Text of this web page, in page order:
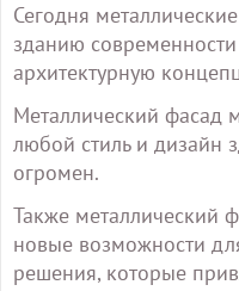
Сегодня
зданию
архитектурную
Металлический фасад
любой стиль и дизайн
огромен.
Также металлический
новые возможности
решения, которые